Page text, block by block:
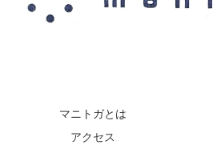
マニトガとは
アクセス